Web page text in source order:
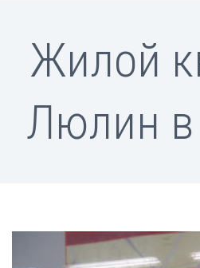
Жилой
Люлин